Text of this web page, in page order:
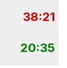
38:21
20:35